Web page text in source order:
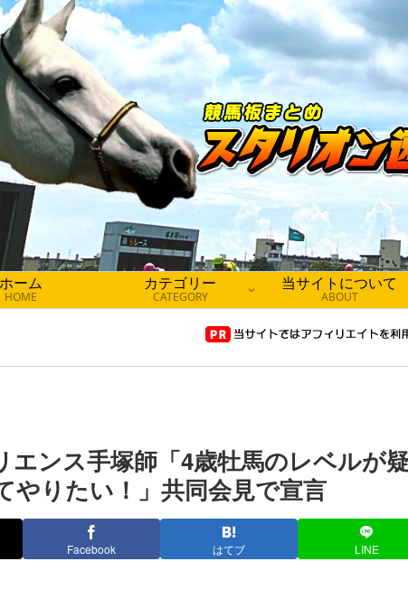
ホーム
HOME
カテゴリー
CATEGORY
当サイトについて
ABOUT
エンス手塚師「4歳牡馬のレベルが
やりたい！」共同会見で宣言
Facebook はてブ LINE